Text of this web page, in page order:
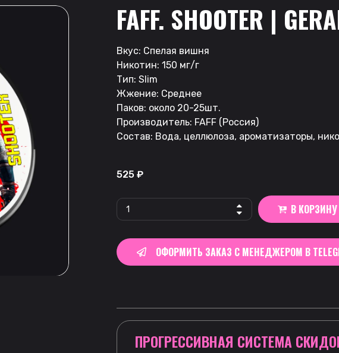
FAFF. SHOOTER |
Вкус: Спелая вишня
Никотин: 150 мг/г
Тип: Slim
Жжение: Среднее
Паков: около 20-25шт.
Производитель: FAFF (Россия)
Состав: Вода, целлюлоза, ароматизаторы,
525 ₽
В КОРЗИНУ
ОФОРМИТЬ ЗАКАЗ С МЕНЕДЖЕРОМ В
ПРОГРЕССИВНАЯ СИСТЕМА